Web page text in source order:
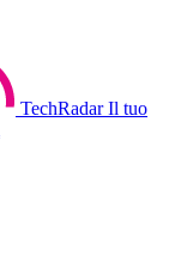
TechRadar Il tuo